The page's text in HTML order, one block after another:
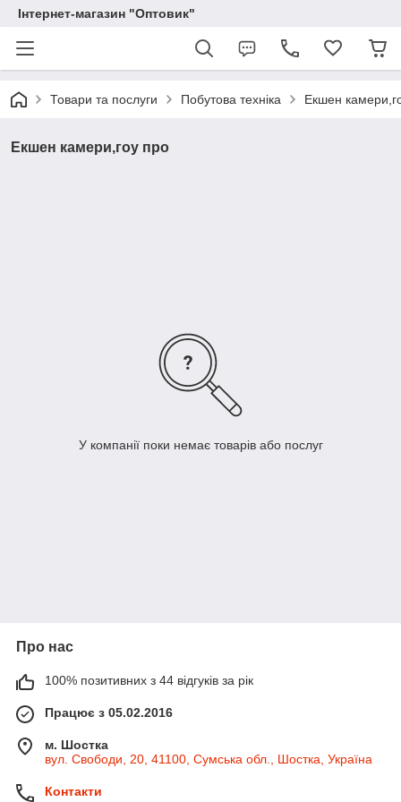
Інтернет-магазин "Оптовик"
Товари та послуги Побутова техніка Екшен
Екшен камери,гоу про
У компанії поки немає товарів або послуг
Про нас
100% позитивних з 44 відгуків за рік
Працює з 05.02.2016
м. Шостка
вул. Свободи, 20, 41100, Сумська обл., Шостка, Україна
Контакти